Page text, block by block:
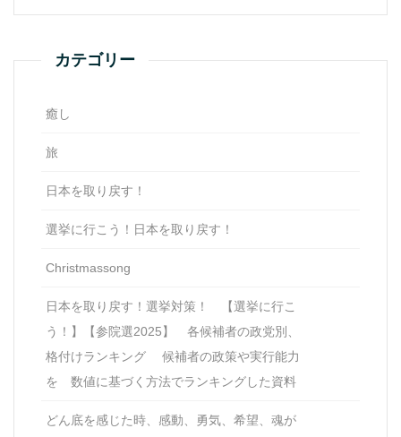
カテゴリー
癒し
旅
日本を取り戻す！
選挙に行こう！日本を取り戻す！
Christmassong
日本を取り戻す！選挙対策！ 【選挙に行こ
う！】【参院選2025】 各候補者の政党別、
格付けランキング 候補者の政策や実行能力
を 数値に基づく方法でランキングした資料
どん底を感じた時、感動、勇気、希望、魂が